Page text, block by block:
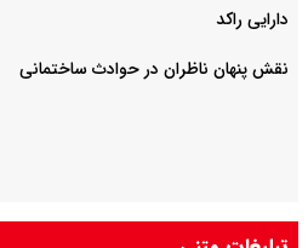
دارایی راکد
نقش پنهان ناظران در حوادث ساختمانی